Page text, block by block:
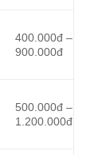
400.000đ –
900.000đ
500.000đ –
1.200.000đ